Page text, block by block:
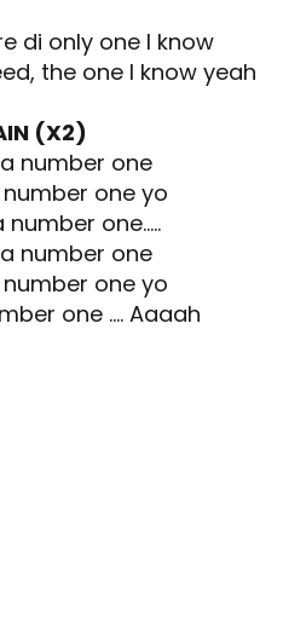
di only one I know
the one I know yeah
(X2)
number one
number one yo
number one…..
number one
number one yo
one …. Aaaah